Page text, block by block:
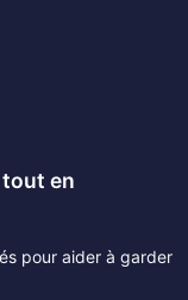
en
pour aider à garder